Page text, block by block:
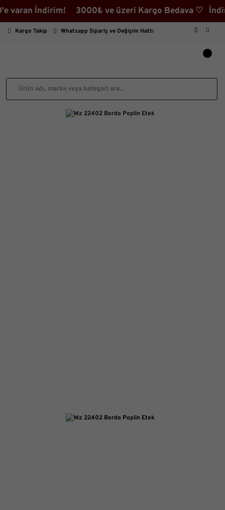
İndirim! 3000₺ ve üzeri Kargo Bedava ♡
Kargo Takip Whatsapp Sipariş ve Değişim Hattı